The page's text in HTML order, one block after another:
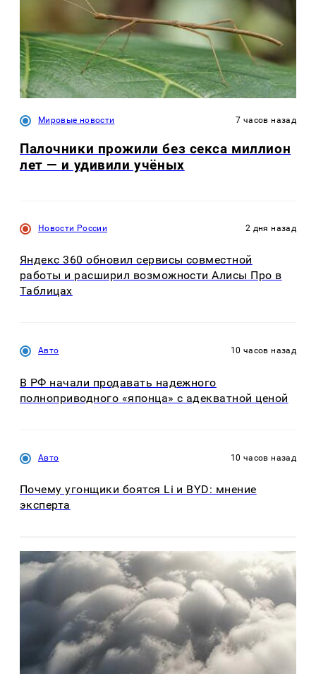
Мировые новости 7 часов назад
Палочники прожили без секса миллион
лет — и удивили учёных
Новости России 2 дня назад
Яндекс 360 обновил сервисы совместной
работы и расширил возможности Алисы Про в
Таблицах
Авто 10 часов назад
В РФ начали продавать надежного
полноприводного «японца» с адекватной ценой
Авто 10 часов назад
Почему угонщики боятся Li и BYD: мнение
эксперта